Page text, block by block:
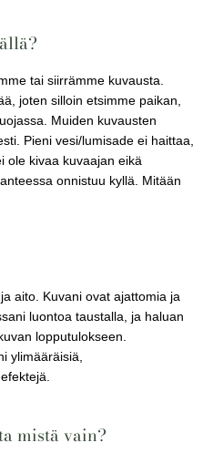
tai siirrämme kuvausta.
joten silloin etsimme paikan,
Muiden kuvausten
Pieni vesi/lumisade ei haittaa,
ole kivaa kuvaajan eikä
onnistuu kyllä. Mitään
aito. Kuvani ovat ajattomia ja
luontoa taustalla, ja haluan
lopputulokseen.
ylimääräisiä,
mistä vain?